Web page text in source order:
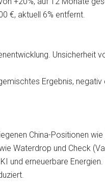
€, aktuell 6% entfernt.
Unsicherheit
Ergebnis, negativ
China-Positionen
Waterdrop und Check
und erneuerbare